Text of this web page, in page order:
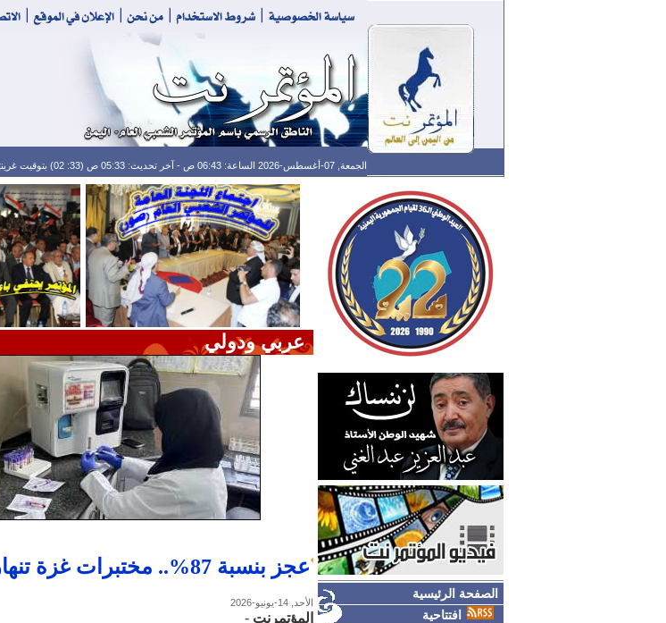
الجمعة, 07-أغسطس-2026 الساعة: 06:43 ص - آخر تحديث: 05:33 ص (33: 02) بتوقيت غرينتش
الصفحة الرئيسية
افتتاحية
عربي ودولي
عجز بنسبة 87%.. مختبرات غزة تنهار
الأحد, 14-يونيو-2026
المؤتمرنت -